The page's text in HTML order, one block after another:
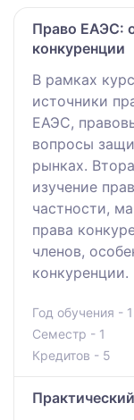
Право ЕАЭС:
конкуренции
В рамках
источники
ЕАЭС,
вопросы
рынках.
изучение
частности,
права
членов,
конкуренции.
Год обучения - 1
Семестр - 1
Кредитов - 5